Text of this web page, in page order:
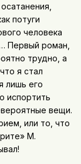
потуги
человека
Первый роман,
трудно, а
я стал
лишь его
испортить
вещи.
или то, что
М.